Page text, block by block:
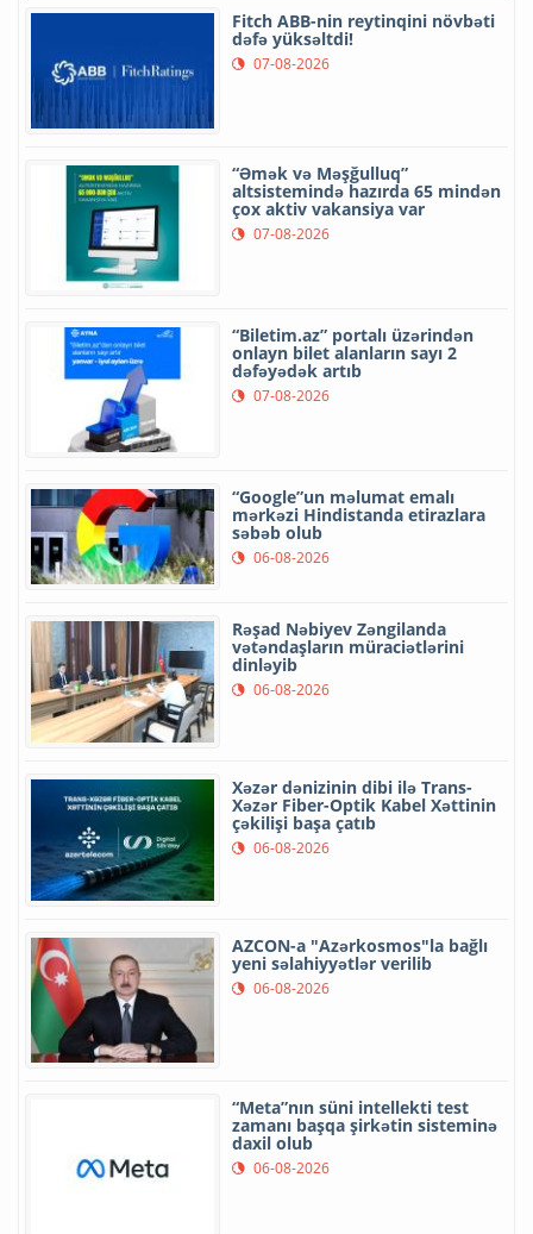
Fitch ABB-nin reytinqini növbəti
dəfə yüksəltdi!
07-08-2026
“Əmək və Məşğulluq”
altsistemində hazırda 65 mindən
çox aktiv vakansiya var
07-08-2026
“Biletim.az” portalı üzərindən
onlayn bilet alanların sayı 2
dəfəyədək artıb
07-08-2026
“Google”un məlumat emalı
mərkəzi Hindistanda etirazlara
səbəb olub
06-08-2026
Rəşad Nəbiyev Zəngilanda
vətəndaşların müraciətlərini
dinləyib
06-08-2026
Xəzər dənizinin dibi ilə Trans-
Xəzər Fiber-Optik Kabel Xəttinin
çəkilişi başa çatıb
06-08-2026
AZCON-a "Azərkosmos"la bağlı
yeni səlahiyyətlər verilib
06-08-2026
“Meta”nın süni intellekti test
zamanı başqa şirkətin sisteminə
daxil olub
06-08-2026